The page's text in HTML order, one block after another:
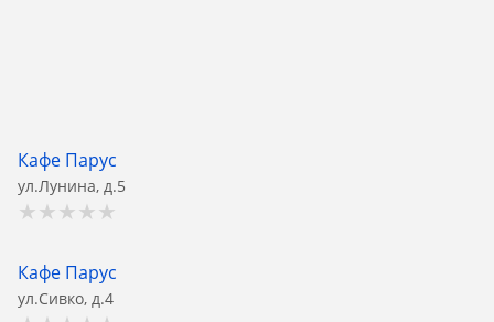
Кафе Парус
ул.Лунина, д.5
Кафе Парус
ул.Сивко, д.4